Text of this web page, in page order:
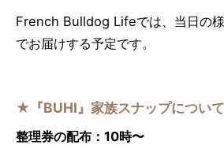
French Bulldog Lifeでは、当日の
でお届けする予定です。
★『BUHI』家族スナップについて
整理券の配布：10時〜